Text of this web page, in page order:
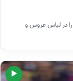
را در لباس عروس و
▶